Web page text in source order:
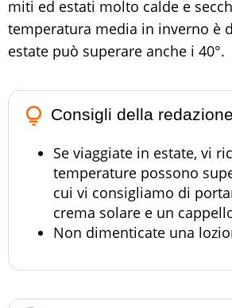
miti ed estati molto calde e
temperatura media in inverno è
estate può superare anche i 40°.
lightbulb_outline Consigli della redazione
Se viaggiate in estate, vi
temperature possono
cui vi consigliamo di
crema solare e un
Non dimenticate una